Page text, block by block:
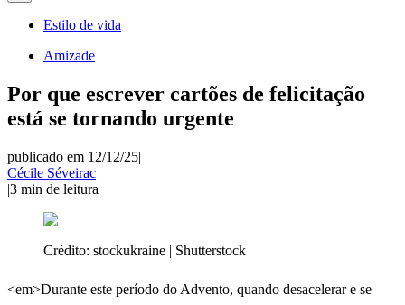
Estilo de vida
Amizade
Por que escrever cartões de felicitação
está se tornando urgente
publicado em 12/12/25|
Cécile Séveirac
|3 min de leitura
Crédito: stockukraine | Shutterstock
<em>Durante este período do Advento, quando desacelerar e se